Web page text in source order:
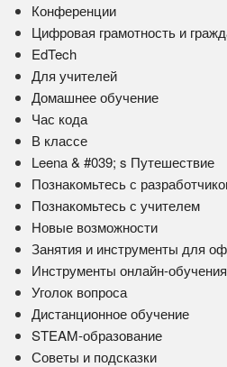
Конференции
Цифровая грамотность и
EdTech
Для учителей
Домашнее обучение
Час кода
В классе
Leena & #039; s Путешествие
Познакомьтесь с
Познакомьтесь с учителем
Новые возможности
Занятия и инструменты для
Инструменты онлайн-обучения
Уголок вопроса
Дистанционное обучение
STEAM-образование
Советы и подсказки